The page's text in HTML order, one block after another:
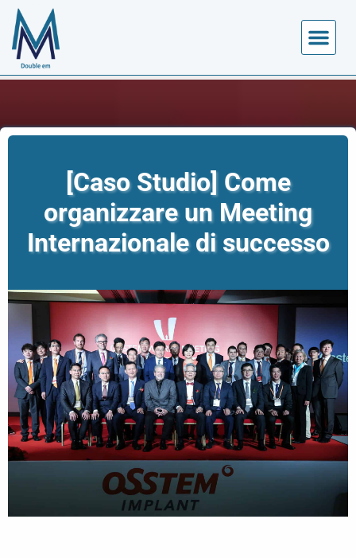
[Caso Studio] Come
organizzare un Meeting
Internazionale di successo